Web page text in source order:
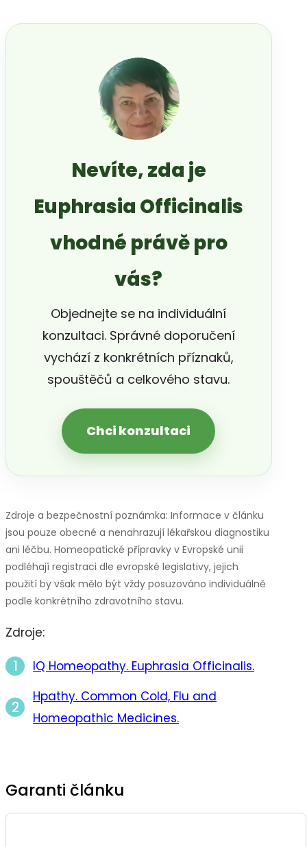
Nevíte, zda je
Euphrasia Officinalis
vhodné právě pro
vás?
Objednejte se na individuální
konzultaci. Správné doporučení
vychází z konkrétních příznaků,
spouštěčů a celkového stavu.
Chci konzultaci
Zdroje a bezpečnostní poznámka: Informace v článku
jsou pouze obecné a nenahrazují lékařskou diagnostiku
ani léčbu. Homeopatické přípravky v Evropské unii
podléhají registraci dle evropské legislativy, jejich
použití by však mělo být vždy posuzováno individuálně
podle konkrétního zdravotního stavu.
Zdroje:
IQ Homeopathy. Euphrasia Officinalis.
Hpathy. Common Cold, Flu and
Homeopathic Medicines.
Garanti článku